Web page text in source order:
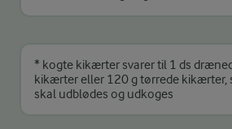
* kogte kikærter svarer til 1 ds
kikærter eller 120 g tørrede kikærter,
skal udblødes og udkoges